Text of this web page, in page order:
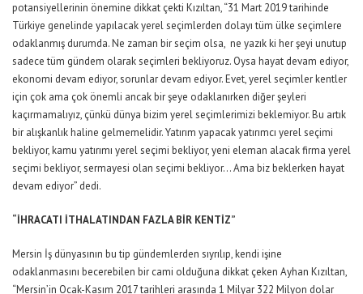
potansiyellerinin önemine dikkat çekti Kızıltan, “31 Mart 2019 tarihinde
Türkiye genelinde yapılacak yerel seçimlerden dolayı tüm ülke seçimlere
odaklanmış durumda. Ne zaman bir seçim olsa, ne yazık ki her şeyi unutup
sadece tüm gündem olarak seçimleri bekliyoruz. Oysa hayat devam ediyor,
ekonomi devam ediyor, sorunlar devam ediyor. Evet, yerel seçimler kentler
için çok ama çok önemli ancak bir şeye odaklanırken diğer şeyleri
kaçırmamalıyız, çünkü dünya bizim yerel seçimlerimizi beklemiyor. Bu artık
bir alışkanlık haline gelmemelidir. Yatırım yapacak yatırımcı yerel seçimi
bekliyor, kamu yatırımı yerel seçimi bekliyor, yeni eleman alacak firma yerel
seçimi bekliyor, sermayesi olan seçimi bekliyor… Ama biz beklerken hayat
devam ediyor” dedi.
“İHRACATI İTHALATINDAN FAZLA BİR KENTİZ”
Mersin İş dünyasının bu tip gündemlerden sıyrılıp, kendi işine
odaklanmasını becerebilen bir cami olduğuna dikkat çeken Ayhan Kızıltan,
“Mersin’in Ocak-Kasım 2017 tarihleri arasında 1 Milyar 322 Milyon dolar